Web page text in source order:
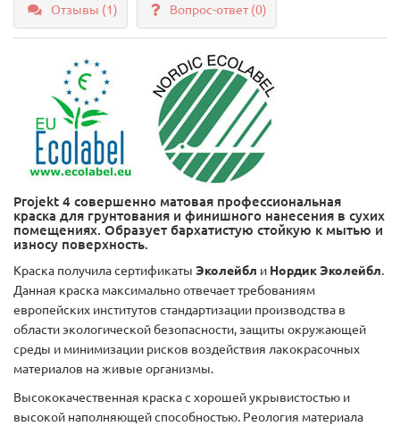
Отзывы (1) Вопрос-ответ(0)
Projekt 4 совершенно матовая профессиональная
краска для грунтования и финишного нанесения в сухих
помещениях. Образует бархатистую стойкую к мытью и
износу поверхность.
Краска получила сертификаты Эколейбл и Нордик Эколейбл.
Данная краска максимально отвечает требованиям
европейских институтов стандартизации производства в
области экологической безопасности, защиты окружающей
среды и минимизации рисков воздействия лакокрасочных
материалов на живые организмы.
Высококачественная краска с хорошей укрывистостью и
высокой наполняющей способностью. Реология материала